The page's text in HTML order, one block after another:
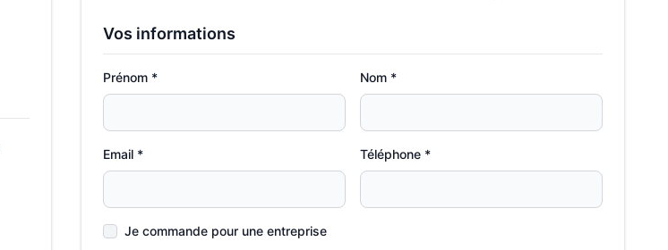
Vos informations
Prénom * Nom *
Email * Téléphone *
Je commande pour une entreprise